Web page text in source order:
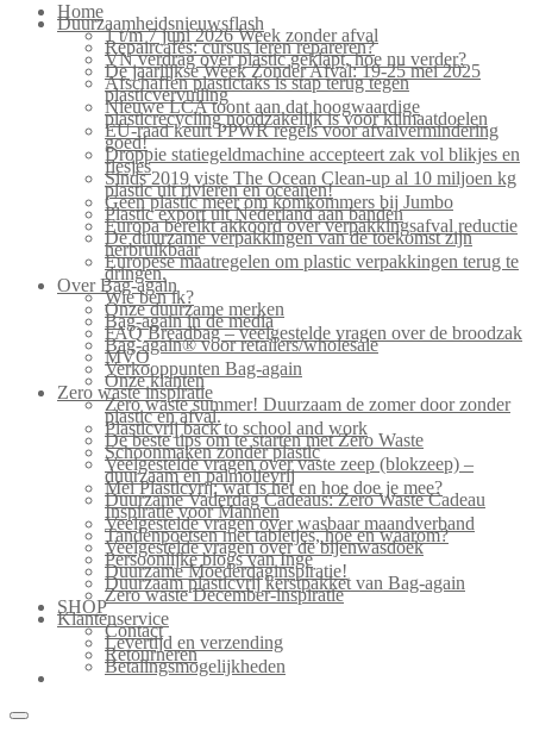
Home
Duurzaamheidsnieuwsflash
1 t/m 7 juni 2026 Week zonder afval
Repaircafés: cursus leren repareren?
VN verdrag over plastic geklapt, hoe nu verder?
De jaarlijkse Week Zonder Afval: 19-25 mei 2025
Afschaffen plastictaks is stap terug tegen
plasticvervuiling
Nieuwe LCA toont aan dat hoogwaardige
plasticrecycling noodzakelijk is voor klimaatdoelen
EU-raad keurt PPWR regels voor afvalvermindering
goed!
Droppie statiegeldmachine accepteert zak vol blikjes en
flesjes
Sinds 2019 viste The Ocean Clean-up al 10 miljoen kg
plastic uit rivieren en oceanen!
Geen plastic meer om komkommers bij Jumbo
Plastic export uit Nederland aan banden
Europa bereikt akkoord over verpakkingsafval reductie
De duurzame verpakkingen van de toekomst zijn
herbruikbaar
Europese maatregelen om plastic verpakkingen terug te
dringen.
Over Bag-again
Wie ben ik?
Onze duurzame merken
Bag-again in de media
FAQ Breadbag – veelgestelde vragen over de broodzak
Bag-again® voor retailers/wholesale
MVO
Verkooppunten Bag-again
Onze klanten
Zero waste inspiratie
Zero waste summer! Duurzaam de zomer door zonder
plastic en afval.
Plasticvrij back to school and work
De beste tips om te starten met Zero Waste
Schoonmaken zonder plastic
Veelgestelde vragen over vaste zeep (blokzeep) –
duurzaam en palmolievrij
Mei Plasticvrij: wat is het en hoe doe je mee?
Duurzame Vaderdag Cadeaus: Zero Waste Cadeau
Inspiratie voor Mannen
Veelgestelde vragen over wasbaar maandverband
Tandenpoetsen met tabletjes, hoe en waarom?
Veelgestelde vragen over de bijenwasdoek
Persoonlijke blogs van Inge
Duurzame Moederdaginspiratie!
Duurzaam plasticvrij kerstpakket van Bag-again
Zero waste December-inspiratie
SHOP
Klantenservice
Contact
Levertijd en verzending
Retourneren
Betalingsmogelijkheden